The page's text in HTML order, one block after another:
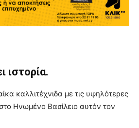
ιστορία.
καλλιτέχνιδα με τις υψηλότερες
Ηνωμένο Βασίλειο αυτόν τον